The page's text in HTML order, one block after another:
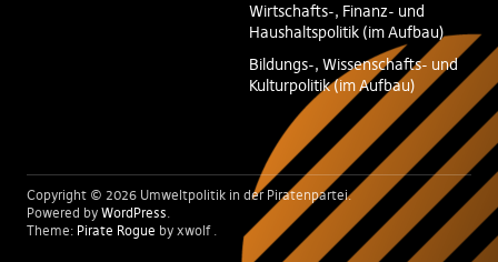
Wirtschafts-, Finanz- und
Haushaltspolitik (im Aufbau)
Bildungs-, Wissenschafts- und
Kulturpolitik (im Aufbau)
Copyright © 2026 Umweltpolitik in der Piratenpartei
Powered by WordPress
Theme: Pirate Rogue by xwolf